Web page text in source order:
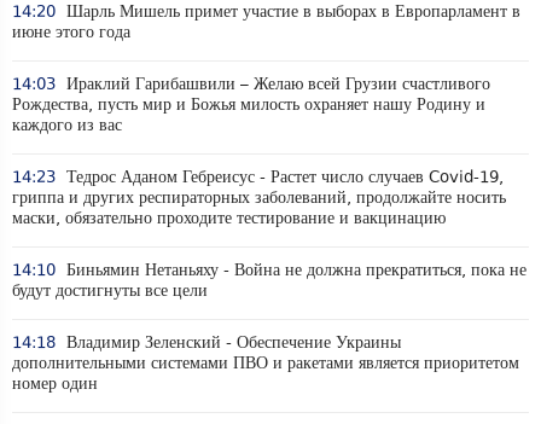
14:20 Шарль Мишель примет участие в выборах в Европарламент в
июне этого года
14:03 Ираклий Гарибашвили – Желаю всей Грузии счастливого
Рождества, пусть мир и Божья милость охраняет нашу Родину и
каждого из вас
14:23 Тедрос Аданом Гебреисус - Растет число случаев Covid-19,
гриппа и других респираторных заболеваний, продолжайте носить
маски, обязательно проходите тестирование и вакцинацию
14:10 Биньямин Нетаньяху - Война не должна прекратиться, пока не
будут достигнуты все цели
14:18 Владимир Зеленский - Обеспечение Украины
дополнительными системами ПВО и ракетами является приоритетом
номер один